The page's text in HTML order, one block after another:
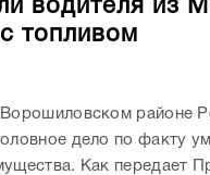
водителя из
топливом
районе
дело по факту
Как передает